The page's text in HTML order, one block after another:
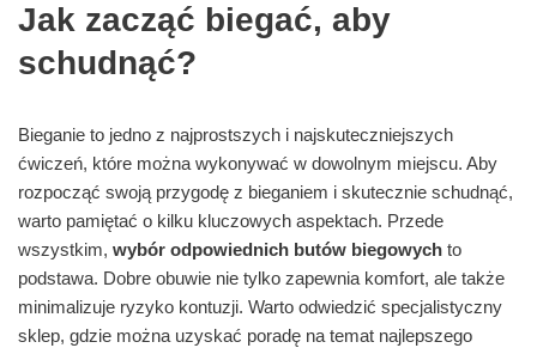
Jak zacząć biegać, aby
schudnąć?
Bieganie to jedno z najprostszych i najskuteczniejszych
ćwiczeń, które można wykonywać w dowolnym miejscu. Aby
rozpocząć swoją przygodę z bieganiem i skutecznie schudnąć,
warto pamiętać o kilku kluczowych aspektach. Przede
wszystkim, wybór odpowiednich butów biegowych to
podstawa. Dobre obuwie nie tylko zapewnia komfort, ale także
minimalizuje ryzyko kontuzji. Warto odwiedzić specjalistyczny
sklep, gdzie można uzyskać poradę na temat najlepszego